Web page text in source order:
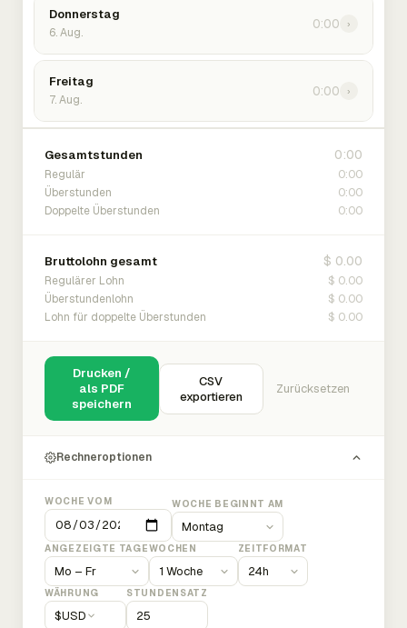
Donnerstag
6. Aug.
0:00 ›
Freitag
7. Aug.
0:00 ›
Gesamtstunden 0:00
Regulär 0:00
Überstunden 0:00
Doppelte Überstunden 0:00
Bruttolohn gesamt $ 0.00
Regulärer Lohn $ 0.00
Überstundenlohn $ 0.00
Lohn für doppelte Überstunden $ 0.00
Drucken /
als PDF
speichern
CSV
exportieren
Zurücksetzen
Rechneroptionen
WOCHE VOM WOCHE BEGINNT AM
ANGEZEIGTE TAGEWOCHEN ZEITFORMAT
WÄHRUNG
$USD
STUNDENSATZ